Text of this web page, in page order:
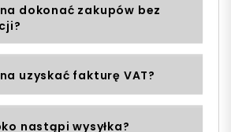
dokonać zakupów bez
uzyskać fakturę VAT?
nastąpi wysyłka?